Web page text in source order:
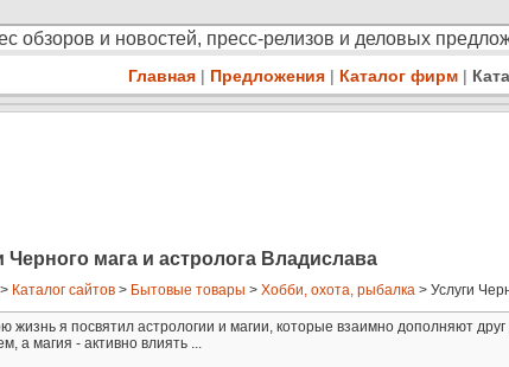
обзоров и новостей, пресс-релизов и деловых
Главная | Предложения | Каталог фирм |
Черного мага и астролога Владислава
> Каталог сайтов > Бытовые товары > Хобби, охота, рыбалка > Услуги
жизнь я посвятил астрологии и магии, которые взаимно дополняют друг
а магия - активно влиять ...